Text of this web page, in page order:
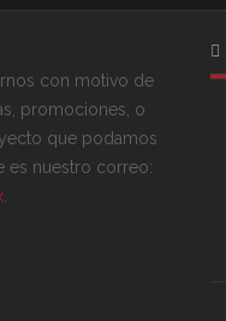
con motivo de
promociones, o
que podamos
es nuestro correo: